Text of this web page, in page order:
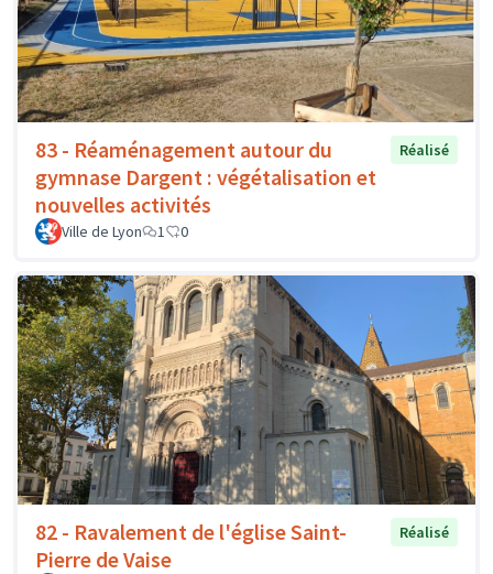
83 - Réaménagement autour du
gymnase Dargent : végétalisation et
nouvelles activités
Réalisé
Ville de Lyon 1 0
82 - Ravalement de l'église Saint-
Pierre de Vaise
Réalisé